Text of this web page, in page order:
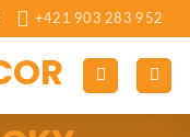
+421 903 283 952